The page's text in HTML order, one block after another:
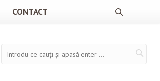
CONTACT